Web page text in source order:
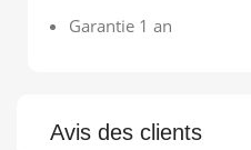
Garantie 1 an
Avis des clients